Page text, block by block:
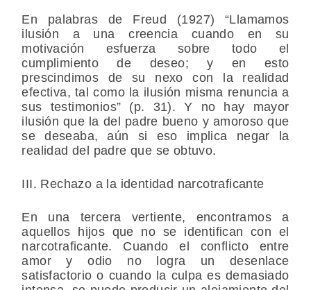
En palabras de Freud (1927) “Llamamos
ilusión a una creencia cuando en su
motivación esfuerza sobre todo el
cumplimiento de deseo; y en esto
prescindimos de su nexo con la realidad
efectiva, tal como la ilusión misma renuncia a
sus testimonios” (p. 31). Y no hay mayor
ilusión que la del padre bueno y amoroso que
se deseaba, aún si eso implica negar la
realidad del padre que se obtuvo.
III. Rechazo a la identidad narcotraficante
En una tercera vertiente, encontramos a
aquellos hijos que no se identifican con el
narcotraficante. Cuando el conflicto entre
amor y odio no logra un desenlace
satisfactorio o cuando la culpa es demasiado